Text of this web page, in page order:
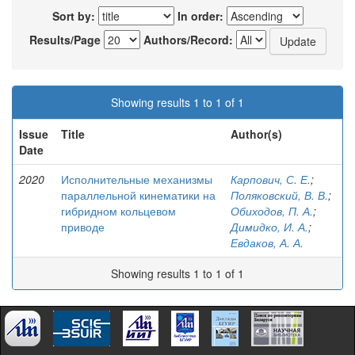
Sort by:
In order:
Results/Page
Authors/Record:
Showing results 1 to 1 of 1
Issue
Date
Title Author(s)
2020
Исполнительные механизмы
параллельной кинематики на
гибридном кольцевом
приводе
Карпович, С. Е.;
Поляковский, В. В.;
Обиходов, П. А.;
Димидко, И. А.;
Евдаков, А. А.
Showing results 1 to 1 of 1